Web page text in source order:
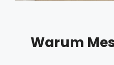
Warum